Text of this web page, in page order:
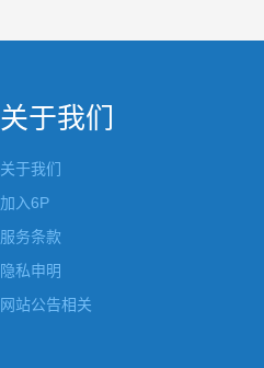
关于我们
关于我们
加入6P
服务条款
隐私申明
网站公告相关